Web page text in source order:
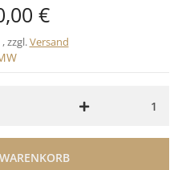
€
zzgl.Versand
1